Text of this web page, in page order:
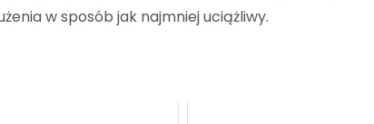
w sposób jak najmniej uciążliwy.